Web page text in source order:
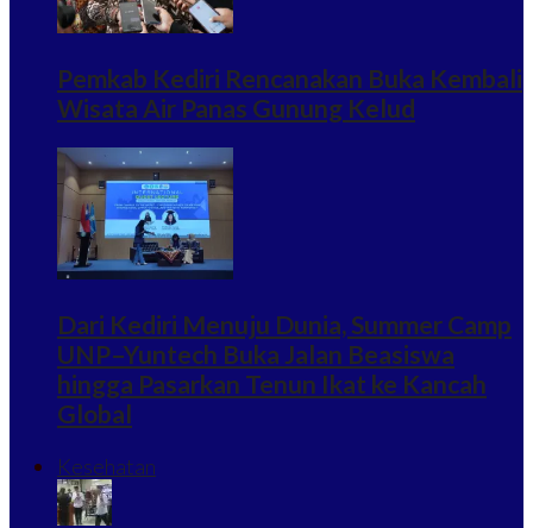
Pemkab Kediri Rencanakan Buka Kembali
Wisata Air Panas Gunung Kelud
Dari Kediri Menuju Dunia, Summer Camp
UNP–Yuntech Buka Jalan Beasiswa
hingga Pasarkan Tenun Ikat ke Kancah
Global
Kesehatan